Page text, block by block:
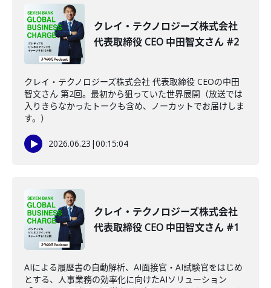
クレイ・テクノロジーズ株式会社
代表取締役 CEO 中田智文さん #2
クレイ・テクノロジーズ株式会社 代表取締役 CEOの中田
智文さん 第2回。最初から狙っていた世界展開（放送では
入りきらなかったトークも含め、ノーカットでお届けしま
す。）
2026.06.23 |00:15:04
クレイ・テクノロジーズ株式会社
代表取締役 CEO 中田智文さん #1
AIによる履歴書の自動解析、AI面接官・AI試験官をはじめ
とする、人事業務の効率化に向けたAIソリューション